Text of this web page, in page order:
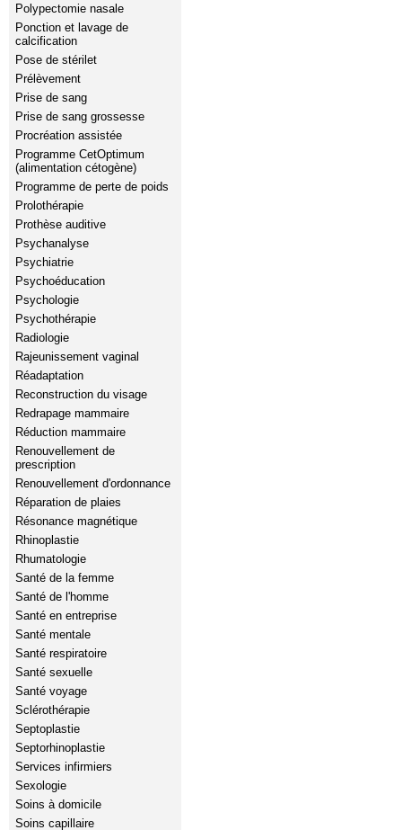
Polypectomie nasale
Ponction et lavage de
calcification
Pose de stérilet
Prélèvement
Prise de sang
Prise de sang grossesse
Procréation assistée
Programme CetOptimum
(alimentation cétogène)
Programme de perte de poids
Prolothérapie
Prothèse auditive
Psychanalyse
Psychiatrie
Psychoéducation
Psychologie
Psychothérapie
Radiologie
Rajeunissement vaginal
Réadaptation
Reconstruction du visage
Redrapage mammaire
Réduction mammaire
Renouvellement de
prescription
Renouvellement d'ordonnance
Réparation de plaies
Résonance magnétique
Rhinoplastie
Rhumatologie
Santé de la femme
Santé de l'homme
Santé en entreprise
Santé mentale
Santé respiratoire
Santé sexuelle
Santé voyage
Sclérothérapie
Septoplastie
Septorhinoplastie
Services infirmiers
Sexologie
Soins à domicile
Soins capillaire